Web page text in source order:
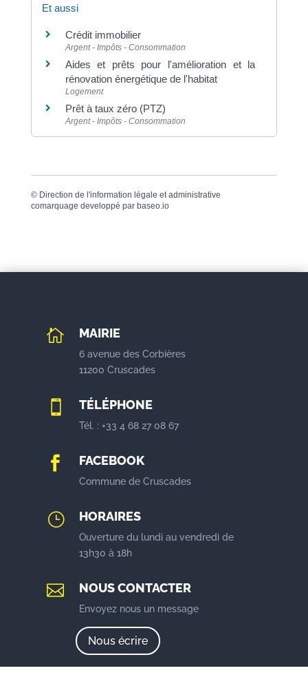
Et aussi
Crédit immobilier
Argent - Impôts - Consommation
Aides et prêts pour l'amélioration et la
rénovation énergétique de l'habitat
Logement
Prêt à taux zéro (PTZ)
Argent - Impôts - Consommation
© Direction de l'information légale et administrative
comarquage developpé par baseo.io
 MAIRIE
6 avenue des Corbières
11200 Cruscades
 TÉLÉPHONE
Tél. : +33 4 68 27 08 67
 FACEBOOK
Commune de Cruscades
} HORAIRES
Ouverture du lundi au vendredi de
13h30 à 18h
 NOUS CONTACTER
Envoyez nous un message
Nous écrire